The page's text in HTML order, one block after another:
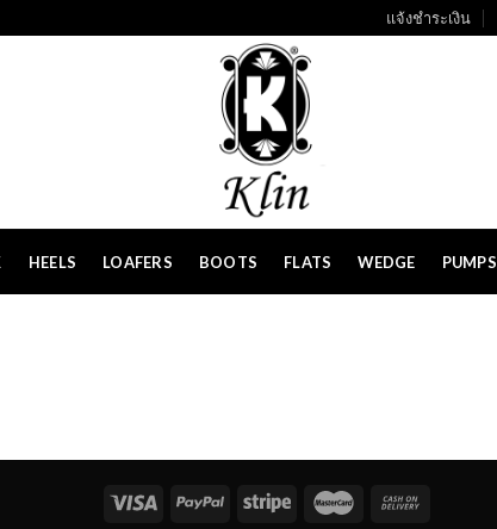
แจ้งชำระเงิน
HEELS LOAFERS BOOTS FLATS WEDGE PUMPS